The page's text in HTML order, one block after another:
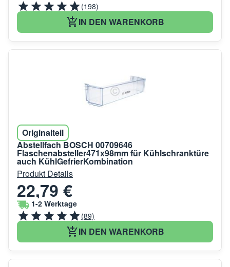
(198)
IN DEN WARENKORB
Originalteil
Abstellfach BOSCH 00709646
Flaschenabsteller471x98mm für Kühlschranktüre
auch KühlGefrierKombination
Produkt Details
22,79 €
1-2 Werktage
(89)
IN DEN WARENKORB